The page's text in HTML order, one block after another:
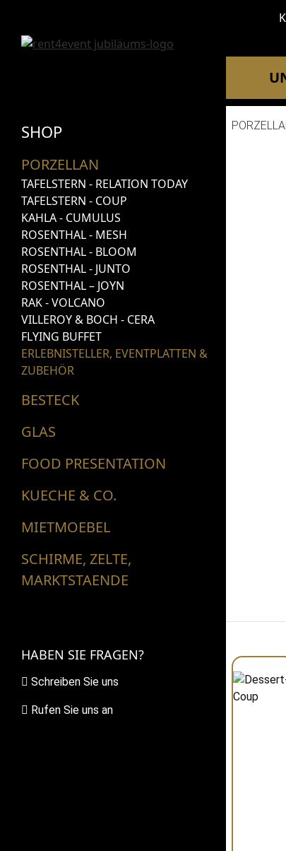
SHOP
PORZELLAN
TAFELSTERN - RELATION TODAY
TAFELSTERN - COUP
KAHLA - CUMULUS
ROSENTHAL - MESH
ROSENTHAL - BLOOM
ROSENTHAL - JUNTO
ROSENTHAL – JOYN
RAK - VOLCANO
VILLEROY & BOCH - CERA
FLYING BUFFET
ERLEBNISTELLER, EVENTPLATTEN &
ZUBEHÖR
BESTECK
GLAS
FOOD PRESENTATION
KUECHE & CO.
MIETMOEBEL
SCHIRME, ZELTE,
MARKTSTAENDE
HABEN SIE FRAGEN?
Schreiben Sie uns
Rufen Sie uns an